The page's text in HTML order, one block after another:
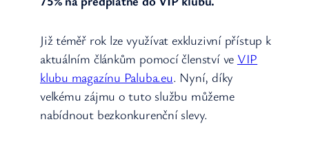
Již téměř rok lze využívat exkluzivní přístup k
aktuálním článkům pomocí členství ve VIP
klubu magazínu Paluba.eu. Nyní, díky
velkému zájmu o tuto službu můžeme
nabídnout bezkonkurenční slevy.